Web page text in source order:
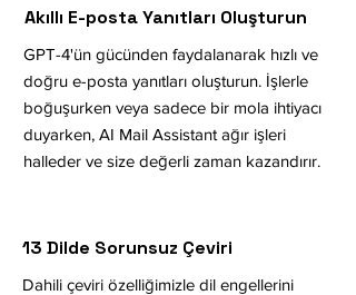
Akıllı E-posta Yanıtları Oluşturun
GPT-4'ün gücünden faydalanarak hızlı ve
doğru e-posta yanıtları oluşturun. İşlerle
boğuşurken veya sadece bir mola ihtiyacı
duyarken, AI Mail Assistant ağır işleri
halleder ve size değerli zaman kazandırır.
13 Dilde Sorunsuz Çeviri
Dahili çeviri özelliğimizle dil engellerini